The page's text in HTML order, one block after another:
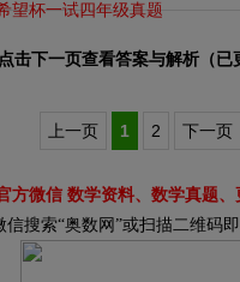
望杯一试四年级真题
点击下一页查看答案与解析（已
上一页 1 2 下一页
方微信 数学资料、数学真题
信搜索“奥数网”或扫描二维码